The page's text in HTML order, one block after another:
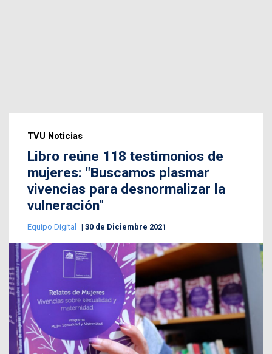
TVU Noticias
Libro reúne 118 testimonios de
mujeres: "Buscamos plasmar
vivencias para desnormalizar la
vulneración"
Equipo Digital 30 de Diciembre 2021